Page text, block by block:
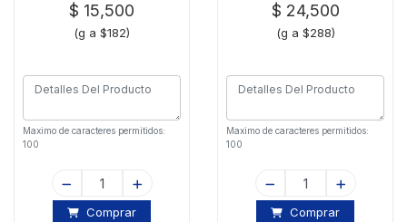
$ 15,500
(g a $182)
Maximo de caracteres permitidos:
100
Comprar
$ 24,500
(g a $288)
Maximo de caracteres permitidos:
100
Comprar